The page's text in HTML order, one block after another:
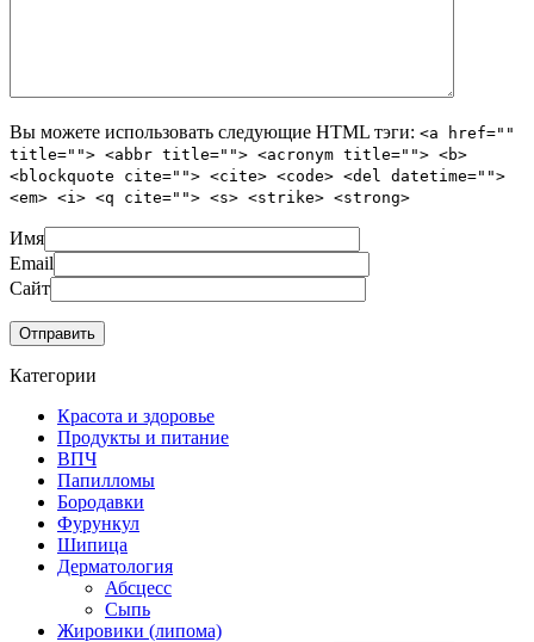
Вы можете использовать следующие HTML тэги: <a href=""
title=""> <abbr title=""> <acronym title=""> <b>
<blockquote cite=""> <cite> <code> <del datetime="">
<em> <i> <q cite=""> <s> <strike> <strong>
Имя
Email
Сайт
Категории
Красота и здоровье
Продукты и питание
ВПЧ
Папилломы
Бородавки
Фурункул
Шипица
Дерматология
Абсцесс
Сыпь
Жировики (липома)